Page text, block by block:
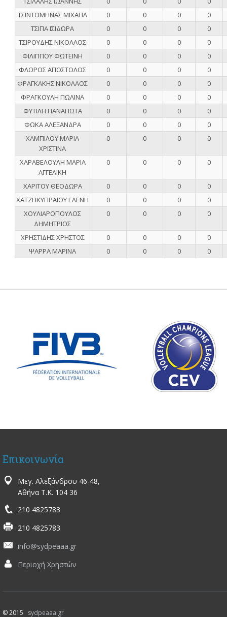
ΤΣΙΝΤΟΜΗΝΑΣ ΜΙΧΑΗΛ
0 0 0
0
ΤΣΙΠΑ ΙΣΙΔΩΡΑ
0 0 0
0
ΤΣΙΡΟΥΔΗΣ ΝΙΚΟΛΑΟΣ
0 0 0
0
ΦΙΛΙΠΠΟΥ ΦΩΤΕΙΝΗ
0 0 0
0
ΦΛΩΡΟΣ ΑΠΟΣΤΟΛΟΣ
0 0 0
0
ΦΡΑΓΚΑΚΗΣ ΝΙΚΟΛΑΟΣ
0 0 0
0
ΦΡΑΓΚΟΥΛΗ ΠΩΛΙΝΑ
0 0 0
0
ΦΥΤΙΛΗ ΠΑΝΑΓΙΩΤΑ
0 0 0
0
ΦΩΚΑ ΑΛΕΞΑΝΔΡΑ
0 0 0
0
ΧΑΜΠΙΛΟΥ ΜΑΡΙΑ
ΧΡΙΣΤΙΝΑ
0 0 0 0
ΧΑΡΑΒΕΛΟΥΛΗ ΜΑΡΙΑ
ΑΓΓΕΛΙΚΗ
0 0 0 0
ΧΑΡΙΤΟΥ ΘΕΟΔΩΡΑ 0 0 0
0
ΧΑΤΖΗΚΥΠΡΑΙΟΥ ΕΛΕΝΗ
0 0 0
0
ΧΟΥΛΙΑΡΟΠΟΥΛΟΣ
ΔΗΜΗΤΡΙΟΣ
0 0 0 0
ΧΡΗΣΤΙΔΗΣ ΧΡΗΣΤΟΣ 0 0 0
0
ΨΑΡΡΑ ΜΑΡΙΝΑ
0 0 0 0
Επικοινωνία
Μεγ. Αλεξάνδρου 46-48,
Αθήνα Τ.Κ. 104 36
210 4825783
210 4825783
info@sydpeaaa.gr
Περιοχή Χρηστών
© 2015 sydpeaaa.gr